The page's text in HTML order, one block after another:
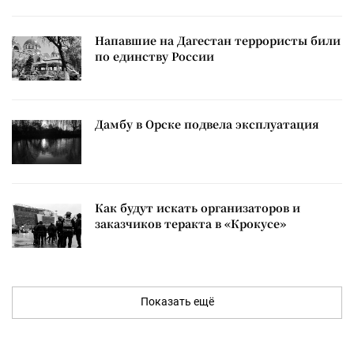
Напавшие на Дагестан террористы били
по единству России
Дамбу в Орске подвела эксплуатация
Как будут искать организаторов и
заказчиков теракта в «Крокусе»
Показать ещё